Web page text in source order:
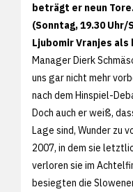
beträgt er neun
(Sonntag, 19.30
Ljubomir Vranjes
Manager Dierk
uns gar nicht mehr
nach dem Hinspiel-
Doch auch er weiß,
Lage sind, Wunder zu
2007, in dem sie
verloren sie im
besiegten die